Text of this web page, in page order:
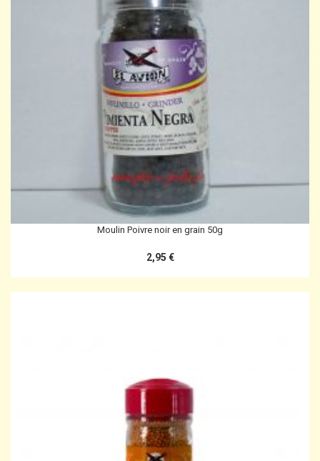
Moulin Poivre noir en grain 50g
2,95 €